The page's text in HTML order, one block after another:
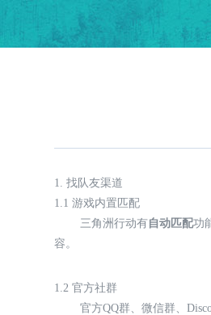
1. 找队友渠道
1.1 游戏内置匹配
三角洲行动有自动匹配功
容。
1.2 官方社群
官方QQ群、微信群、